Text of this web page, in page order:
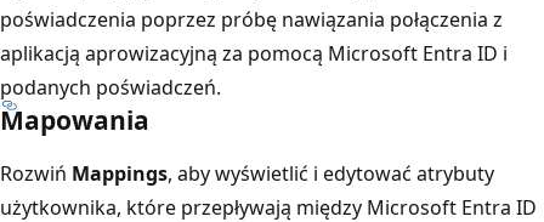
poświadczenia poprzez próbę nawiązania połączenia z
aplikacją aprowizacyjną za pomocą Microsoft Entra ID i
podanych poświadczeń.
Mapowania
Rozwiń Mappings, aby wyświetlić i edytować atrybuty
użytkownika, które przepływają między Microsoft Entra ID